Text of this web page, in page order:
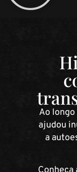
Ao
ajudou
a